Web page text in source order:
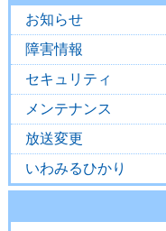
お知らせ
障害情報
セキュリティ
メンテナンス
放送変更
いわみるひかり